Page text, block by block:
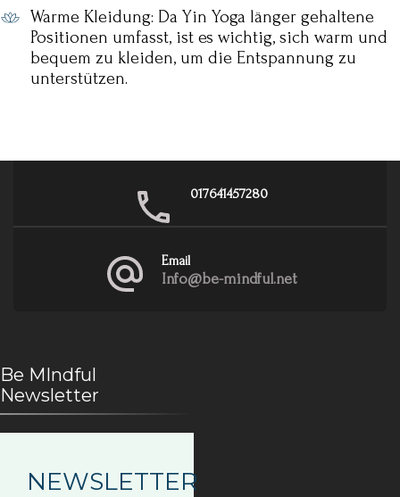
Warme Kleidung: Da Yin Yoga länger gehaltene
Positionen umfasst, ist es wichtig, sich warm und
bequem zu kleiden, um die Entspannung zu
unterstützen.
017641457280
Email
Info@be-mindful.net
Be MIndful
Newsletter
NEWSLETTER